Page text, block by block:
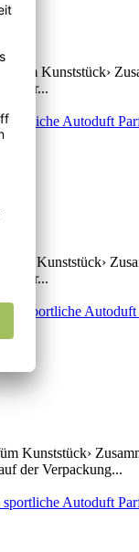
Kunststück›
der...
Kunststück›
der...
Kunststück›
der Verpackung...